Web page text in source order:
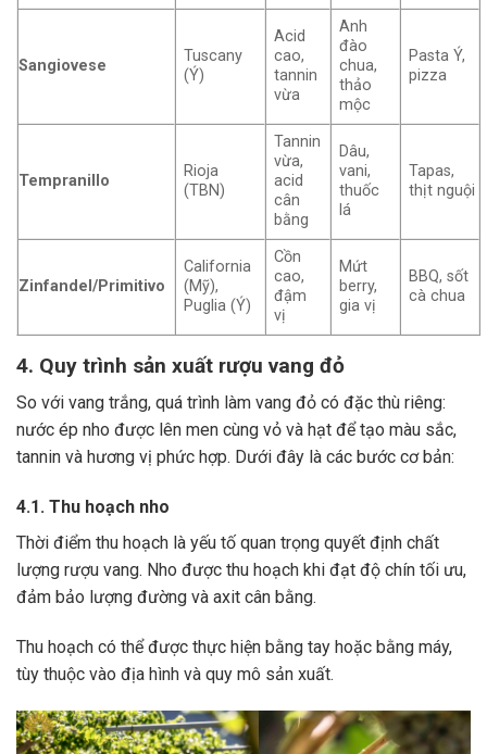
Sangiovese
Tuscany
(Ý)
Acid
cao,
tannin
vừa
Anh
đào
chua,
thảo
mộc
Pasta Ý,
pizza
Tempranillo
Rioja
(TBN)
Tannin
vừa,
acid
cân
bằng
Dâu,
vani,
thuốc
lá
Tapas,
thịt nguội
Zinfandel/Primitivo
California
(Mỹ),
Puglia (Ý)
Cồn
cao,
đậm
vị
Mứt
berry,
gia vị
BBQ, sốt
cà chua
4. Quy trình sản xuất rượu vang đỏ
So với vang trắng, quá trình làm vang đỏ có đặc thù riêng:
nước ép nho được lên men cùng vỏ và hạt để tạo màu sắc,
tannin và hương vị phức hợp. Dưới đây là các bước cơ bản:
4.1. Thu hoạch nho
Thời điểm thu hoạch là yếu tố quan trọng quyết định chất
lượng rượu vang. Nho được thu hoạch khi đạt độ chín tối ưu,
đảm bảo lượng đường và axit cân bằng.
Thu hoạch có thể được thực hiện bằng tay hoặc bằng máy,
tùy thuộc vào địa hình và quy mô sản xuất.